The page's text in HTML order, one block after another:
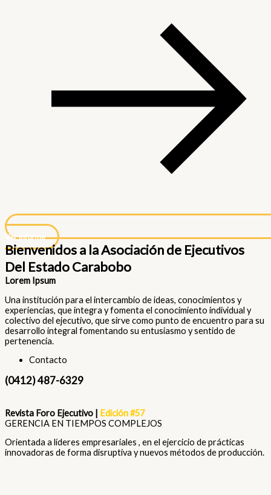
Ver Informe
Bienvenidos a la Asociación de Ejecutivos
Del Estado Carabobo
Lorem Ipsum
Una institución para el intercambio de ideas, conocimientos y
experiencias, que integra y fomenta el conocimiento individual y
colectivo del ejecutivo, que sirve como punto de encuentro para su
desarrollo integral fomentando su entusiasmo y sentido de
pertenencia.
Contacto
(0412) 487-6329
Revista Foro Ejecutivo | Edición #57
GERENCIA EN TIEMPOS COMPLEJOS
Orientada a líderes empresariales , en el ejercicio de prácticas
innovadoras de forma disruptiva y nuevos métodos de producción.